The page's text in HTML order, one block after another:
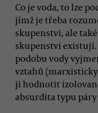
Co je voda, to lze
jímž je třeba
skupenství, ale
skupenství
podobu vody
vztahů
ji hodnotit
absurdita typu páry